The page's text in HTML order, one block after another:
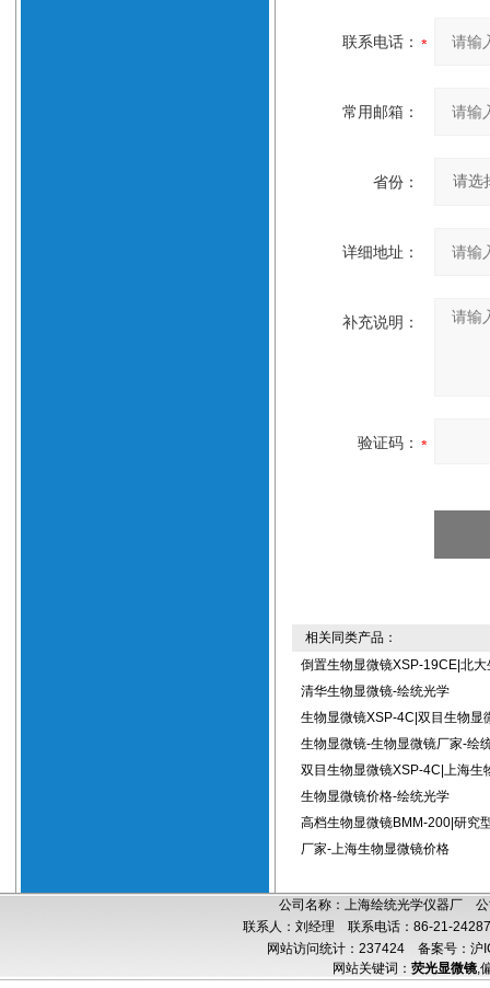
联系电话：
常用邮箱：
省份：
详细地址：
补充说明：
验证码：
相关同类产品：
倒置生物显微镜XSP-19CE|北大
清华生物显微镜-绘统光学
生物显微镜XSP-4C|双目生物显
生物显微镜-生物显微镜厂家-绘
双目生物显微镜XSP-4C|上海生
生物显微镜价格-绘统光学
高档生物显微镜BMM-200|研究
厂家-上海生物显微镜价格
公司名称：上海绘统光学仪器厂
联系人：刘经理 联系电话：86-21-
网站访问统计：237424 备案号：沪
网站关键词： 荧光显微镜,